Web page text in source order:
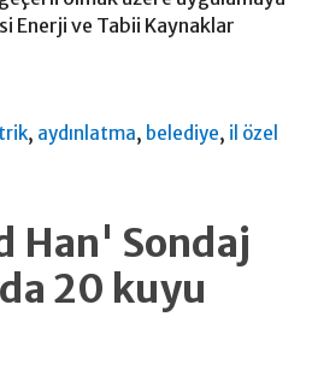
Enerji ve Tabii Kaynaklar
, aydınlatma, belediye, il özel
Han' Sondaj
20 kuyu